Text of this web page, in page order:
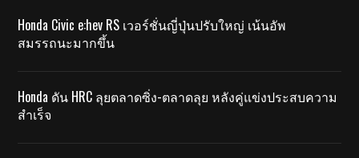
Honda Civic e:hev RS เวอร์ชั่นญี่ปุ่นปรับใหญ่ เน้นอัพ
สมรรถนะมากขึ้น
Honda ดัน HRC ลุยตลาดซิ่ง-ตลาดลุย หลังคู่แข่งประสบความ
สำเร็จ